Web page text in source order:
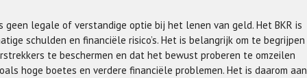
geen legale of verstandige optie bij het lenen van geld. Het BKR is
schulden en financiële risico’s. Het is belangrijk om te begrijpen
te beschermen en dat het bewust proberen te omzeilen
hoge boetes en verdere financiële problemen. Het is daarom aan